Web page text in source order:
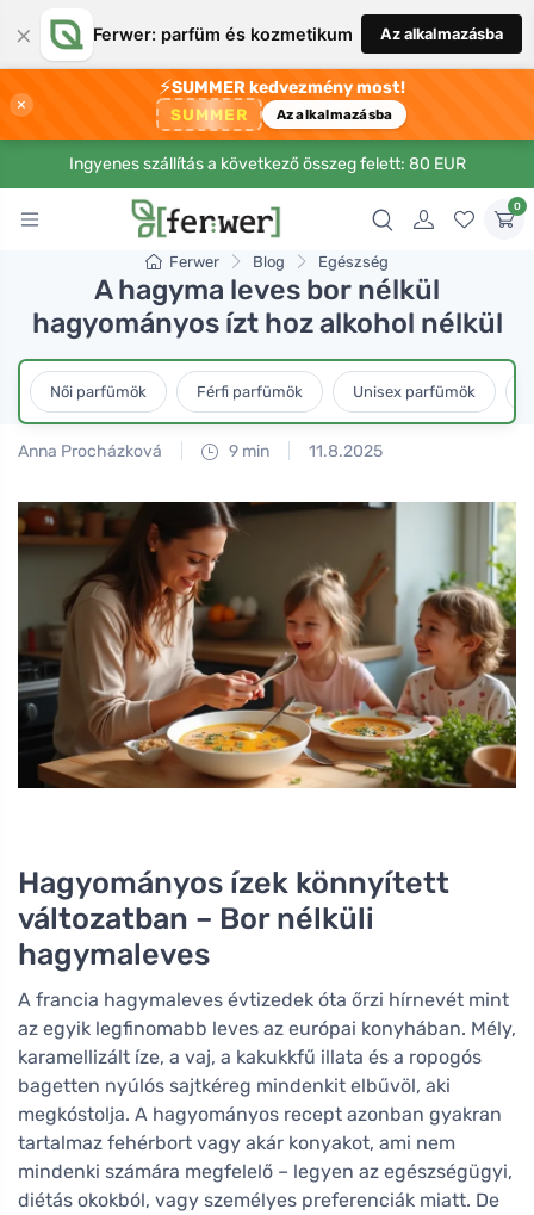
× Ferwer: parfüm és kozmetikum Az alkalmazásba
×
⚡SUMMER kedvezmény most!
SUMMER Az alkalmazásba
Ingyenes szállítás a következő összeg felett: 80 EUR
0
Ferwer Blog Egészség
A hagyma leves bor nélkül
hagyományos ízt hoz alkohol nélkül
Női parfümök Férfi parfümök Unisex parfümök
Anna Procházková 9 min 11.8.2025
Hagyományos ízek könnyített
változatban – Bor nélküli
hagymaleves
A francia hagymaleves évtizedek óta őrzi hírnevét mint
az egyik legfinomabb leves az európai konyhában. Mély,
karamellizált íze, a vaj, a kakukkfű illata és a ropogós
bagetten nyúlós sajtkéreg mindenkit elbűvöl, aki
megkóstolja. A hagyományos recept azonban gyakran
tartalmaz fehérbort vagy akár konyakot, ami nem
mindenki számára megfelelő – legyen az egészségügyi,
diétás okokból, vagy személyes preferenciák miatt. De